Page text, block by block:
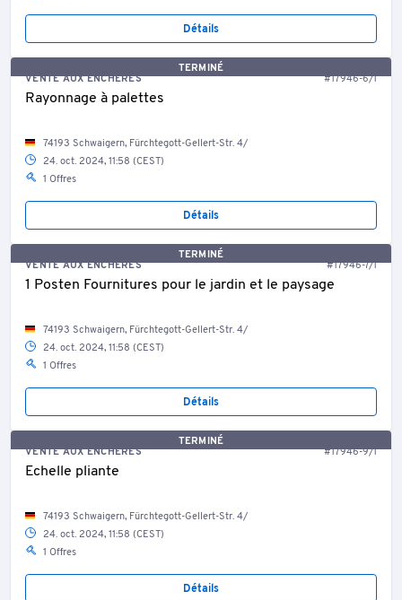
Détails
TERMINÉ
VENTE AUX ENCHÈRES
#17946-6/1
Rayonnage à palettes
74193 Schwaigern, Fürchtegott-Gellert-Str. 4/
24. oct. 2024, 11:58 (CEST)
1 Offres
Détails
TERMINÉ
VENTE AUX ENCHÈRES
#17946-7/1
1 Posten Fournitures pour le jardin et le paysage
74193 Schwaigern, Fürchtegott-Gellert-Str. 4/
24. oct. 2024, 11:58 (CEST)
1 Offres
Détails
TERMINÉ
VENTE AUX ENCHÈRES
#17946-9/1
Echelle pliante
74193 Schwaigern, Fürchtegott-Gellert-Str. 4/
24. oct. 2024, 11:58 (CEST)
1 Offres
Détails